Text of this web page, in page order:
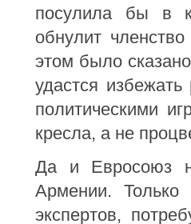
посулила бы в
обнулит
этом было
удастся
политическими
кресла, а не
Да и Евросоюз
Армении. Только
экспертов,